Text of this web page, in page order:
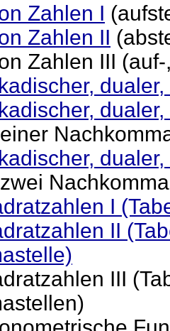
Zahlen I
Zahlen II
Zahlen III
I
II
III